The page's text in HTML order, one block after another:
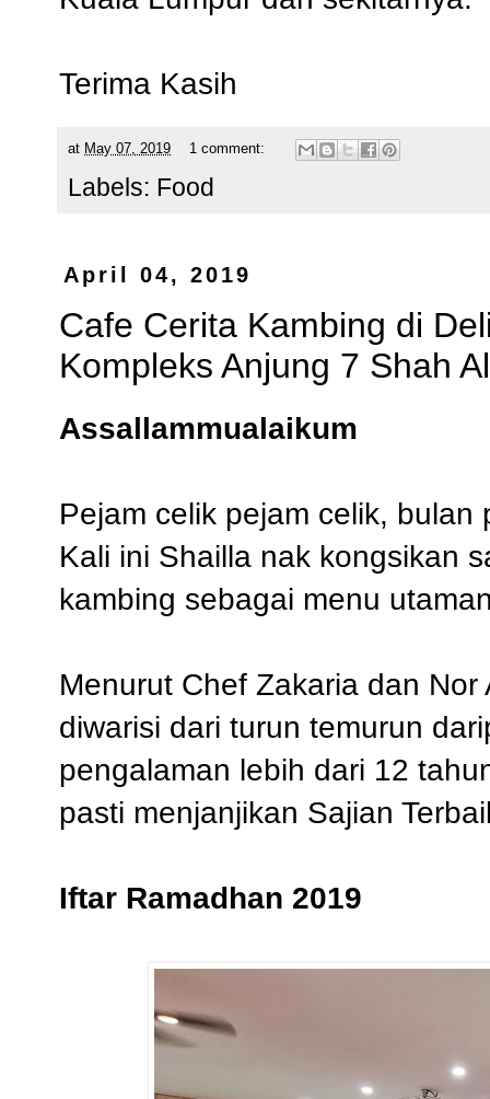
Terima Kasih
at May 07, 2019 1 comment:
Labels: Food
April 04, 2019
Cafe Cerita Kambing di
Kompleks Anjung 7 Shah
Assallammualaikum
Pejam celik pejam celik,
Kali ini Shailla nak kongsikan
kambing sebagai menu
Menurut Chef Zakaria dan
diwarisi dari turun temurun
pengalaman lebih dari 12
pasti menjanjikan Sajian
Iftar Ramadhan 2019